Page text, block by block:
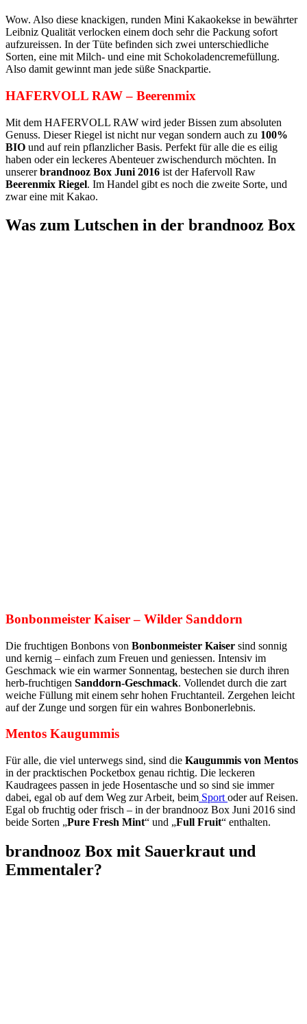
Wow. Also diese knackigen, runden Mini Kakaokekse in bewährter
Leibniz Qualität verlocken einem doch sehr die Packung sofort
aufzureissen. In der Tüte befinden sich zwei unterschiedliche
Sorten, eine mit Milch- und eine mit Schokoladencremefüllung.
Also damit gewinnt man jede süße Snackpartie.
HAFERVOLL RAW – Beerenmix
Mit dem HAFERVOLL RAW wird jeder Bissen zum absoluten
Genuss. Dieser Riegel ist nicht nur vegan sondern auch zu 100%
BIO und auf rein pflanzlicher Basis. Perfekt für alle die es eilig
haben oder ein leckeres Abenteuer zwischendurch möchten. In
unsererbrandnooz Box Juni 2016 ist der Hafervoll Raw
Beerenmix Riegel. Im Handel gibt es noch die zweite Sorte, und
zwar eine mit Kakao.
Was zum Lutschen in der brandnooz Box
Bonbonmeister Kaiser – Wilder Sanddorn
Die fruchtigen Bonbons von Bonbonmeister Kaiser sind sonnig
und kernig – einfach zum Freuen und geniessen. Intensiv im
Geschmack wie ein warmer Sonnentag, bestechen sie durch ihren
herb-fruchtigen Sanddorn-Geschmack. Vollendet durch die zart
weiche Füllung mit einem sehr hohen Fruchtanteil. Zergehen leicht
auf der Zunge und sorgen für ein wahres Bonbonerlebnis.
Mentos Kaugummis
Für alle, die viel unterwegs sind, sind die Kaugummis von Mentos
in der pracktischen Pocketbox genau richtig. Die leckeren
Kaudragees passen in jede Hosentasche und so sind sie immer
dabei, egal ob auf dem Weg zur Arbeit, beim Sport oder auf Reisen.
Egal ob fruchtig oder frisch – in der brandnooz Box Juni 2016 sind
beide Sorten „Pure Fresh Mint“ und „Full Fruit“ enthalten.
brandnooz Box mit Sauerkraut und
Emmentaler?